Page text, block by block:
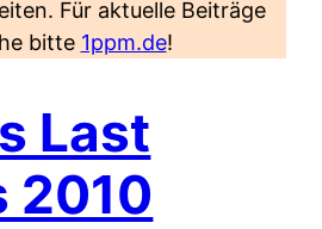
Für aktuelle Beiträge
bitte 1ppm.de!
Last
2010